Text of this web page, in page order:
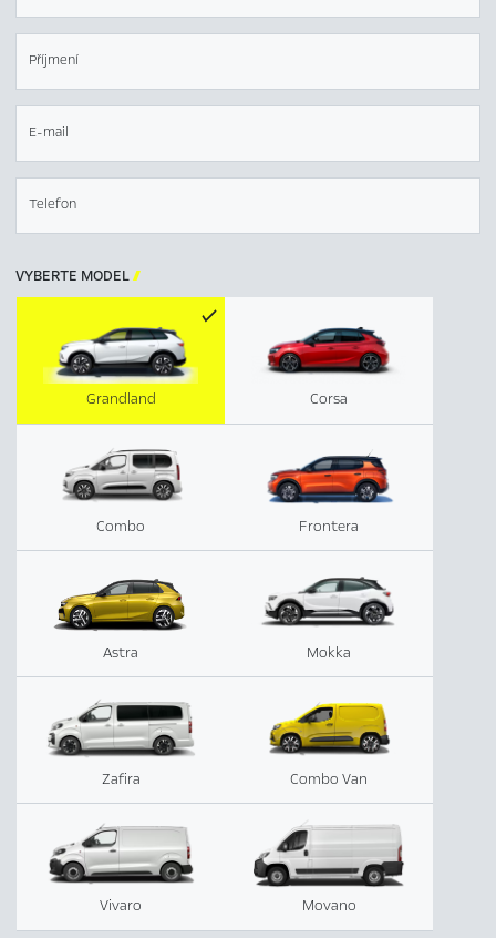
Příjmení
E-mail
Telefon
VYBERTE MODEL
Corsa
Combo Frontera
Astra Mokka
Grandland
Zafira Combo Van
Vivaro Movano